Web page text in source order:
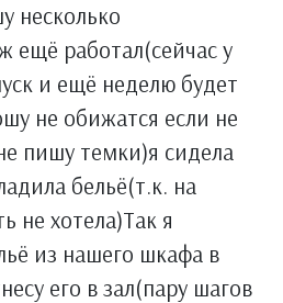
несколько
ещё работал(сейчас у
и ещё неделю будет
не обижатся если не
пишу темки)я сидела
бельё(т.к. на
не хотела)Так я
из нашего шкафа в
его в зал(пару шагов